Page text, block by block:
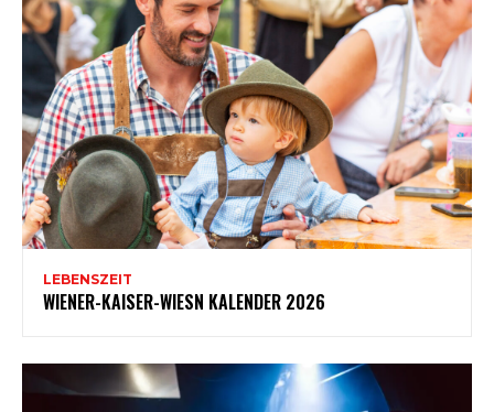
LEBENSZEIT
WIENER-KAISER-WIESN KALENDER 2026